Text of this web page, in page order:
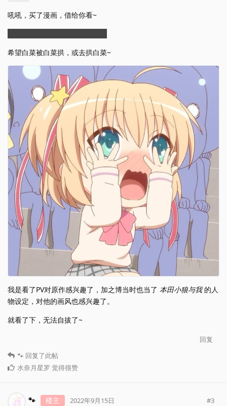
吼吼，买了漫画，借给你看~
希望白菜被白菜拱，或去拱白菜~
我是看了PV对原作感兴趣了，加之博当时也当了 本田小狼与我的人
物设定，对他的画风也感兴趣了。
就看了下，无法自拔了~
回复
🐾 回复了此帖
水奈月星罗 觉得很赞
🐾 楼主 2022年9月15日 #3